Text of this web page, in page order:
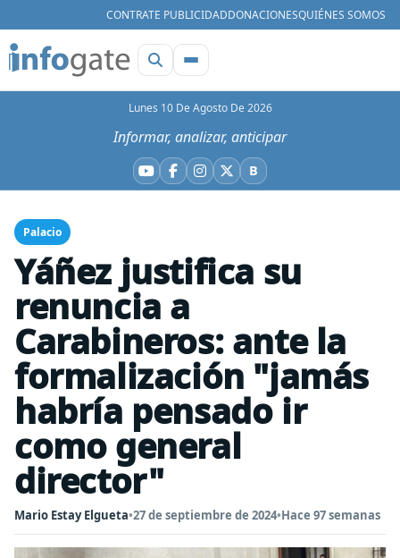
CONTRATE PUBLICIDADDONACIONESQUIÉNES SOMOS
Lunes 10 De Agosto De 2026
Informar, analizar, anticipar
YouTube
Facebook
Instagram
X BBluesky
Palacio
Yáñez justifica su
renuncia a
Carabineros: ante la
formalización "jamás
habría pensado ir
como general
director"
Mario Estay Elgueta•27 de septiembre de 2024•Hace 97 semanas